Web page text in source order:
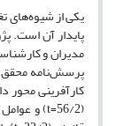
یکی از شیوه‌های
پایدار آن است.